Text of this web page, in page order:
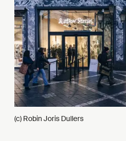
(c) Robin Joris Dullers